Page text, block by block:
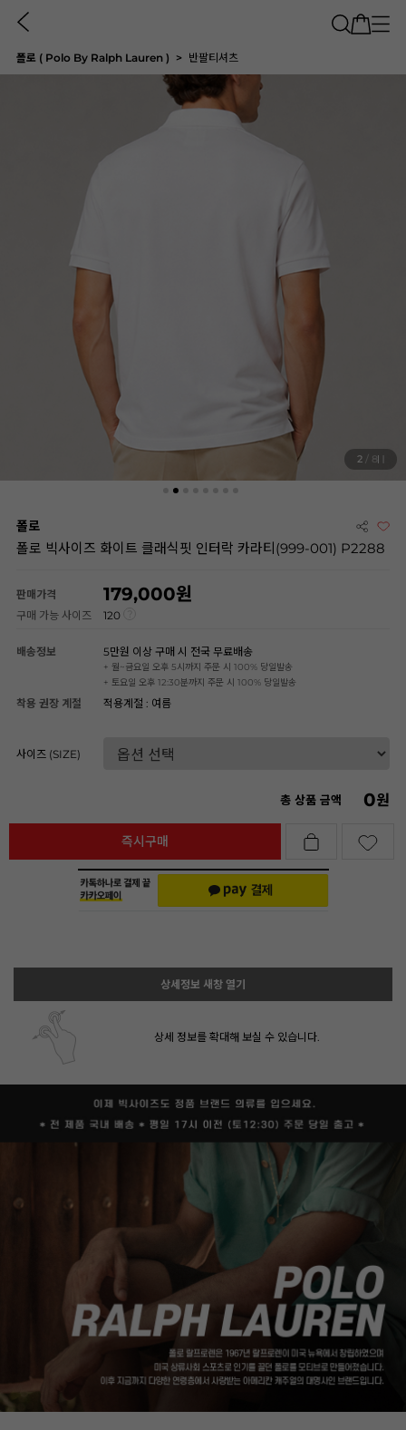
폴로 ( Polo By Ralph Lauren ) 반팔티셔츠
3 / 8
폴로
폴로 빅사이즈 화이트 클래식핏 인터락 카라티(999-001) P2288
판매가격 179,000
구매 가능 사이즈 120
배송정보 5만원 이상 구매 시 전국 무료배송
+ 월~금요일 오후 5시까지 주문 시 100% 당일발송
+ 토요일 오후 12:30분까지 주문 시 100% 당일발송
착용 권장 계절 적용계절 : 여름
사이즈 (SIZE)
총 상품 금액 0원
즉시구매
상세정보 새창 열기
상세 정보를 확대해 보실 수 있습니다.